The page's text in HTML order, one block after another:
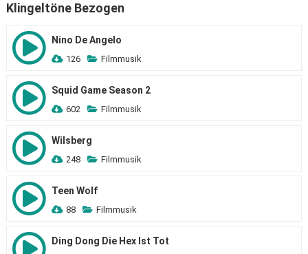
Klingeltöne Bezogen
Nino De Angelo
126 Filmmusik
Squid Game Season 2
602 Filmmusik
Wilsberg
248 Filmmusik
Teen Wolf
88 Filmmusik
Ding Dong Die Hex Ist Tot